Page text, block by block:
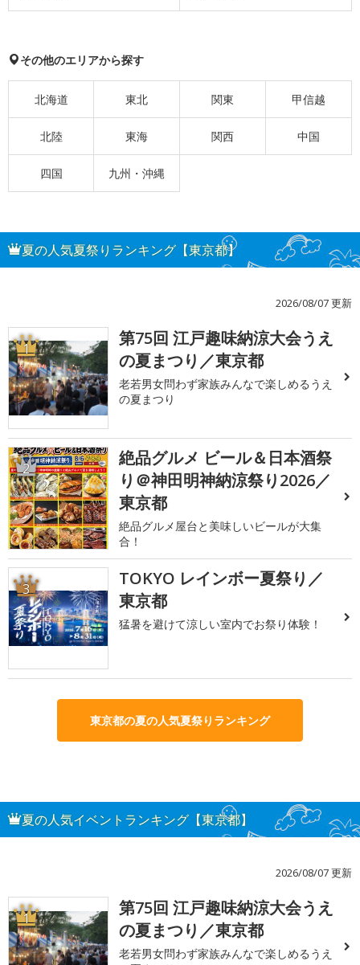
その他のエリアから探す
北海道 東北 関東 甲信越
北陸 東海 関西 中国
四国 九州・沖縄
夏の人気夏祭りランキング【東京都】
2026/08/07 更新
1
第75回 江戸趣味納涼大会うえ
の夏まつり／東京都
老若男女問わず家族みんなで楽しめるうえ
の夏まつり
2
絶品グルメ ビール＆日本酒祭
り＠神田明神納涼祭り2026／
東京都
絶品グルメ屋台と美味しいビールが大集
合！
3
TOKYO レインボー夏祭り／
東京都
猛暑を避けて涼しい室内でお祭り体験！
東京都の夏の人気夏祭りランキング
夏の人気イベントランキング【東京都】
2026/08/07 更新
1
第75回 江戸趣味納涼大会うえ
の夏まつり／東京都
老若男女問わず家族みんなで楽しめるうえ